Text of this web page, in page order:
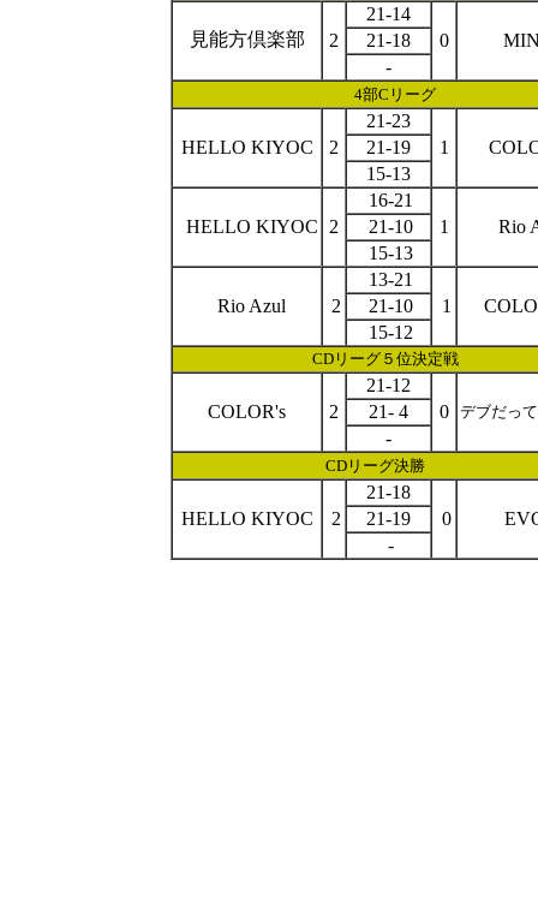
見能方倶楽部 2
21-14
0
21-18
-
4部Cリーグ
HELLO KIYOC 2
21-23
1
21-19
15-13
HELLO KIYOC 2
16-21
1
Rio
21-10
15-13
Rio Azul 2
13-21
1
21-10
15-12
CDリーグ５位決定戦
COLOR's 2
21-12
0
デブだっ
21- 4
-
CDリーグ決勝
HELLO KIYOC 2
21-18
0
21-19
-